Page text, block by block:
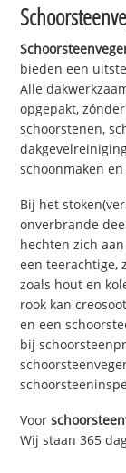
bieden een
Alle
opgepakt,
schoorstenen,
schoonmaken
Bij het
onverbrande
hechten zich
een teerachtige,
zoals hout en
rook kan
en een
bij
Voor
Wij staan 365